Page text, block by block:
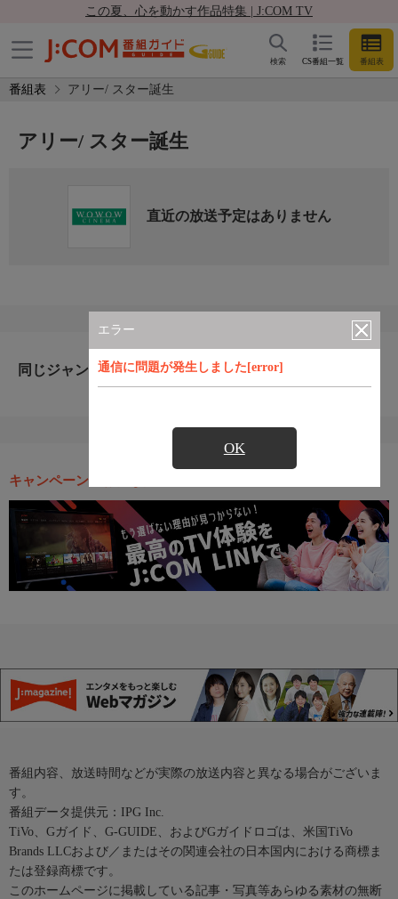
この夏、心を動かす作品特集 | J:COM TV
CS番組一覧 番組表
検索
番組表 アリー/ スター誕生
エラー
通信に問題が発生しました[error]
OK
アリー/ スター誕生
直近の放送予定はありません
同じジャンルのおすすめ番組
キャンペーン・お得な情報
番組内容、放送時間などが実際の放送内容と異なる場合がございま
す。
番組データ提供元：IPG Inc.
TiVo、Gガイド、G-GUIDE、およびGガイドロゴは、米国TiVo
Brands LLCおよび／またはその関連会社の日本国内における商標ま
たは登録商標です。
このホームページに掲載している記事・写真等あらゆる素材の無断